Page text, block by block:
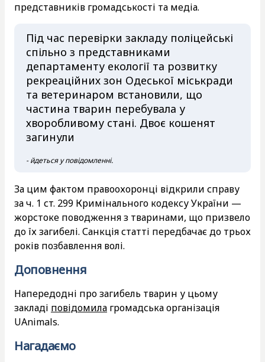
представників громадськості та медіа.
Під час перевірки закладу поліцейські
спільно з представниками
департаменту екології та розвитку
рекреаційних зон Одеської міськради
та ветеринаром встановили, що
частина тварин перебувала у
хворобливому стані. Двоє кошенят
загинули
- йдеться у повідомленні.
За цим фактом правоохоронці відкрили справу
за ч. 1 ст. 299 Кримінального кодексу України —
жорстоке поводження з тваринами, що призвело
до їх загибелі. Санкція статті передбачає до трьох
років позбавлення волі.
Доповнення
Напередодні про загибель тварин у цьому
закладі повідомила громадська організація
UAnimals.
Нагадаємо